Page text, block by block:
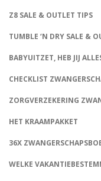
Z8 SALE & OUTLET TIPS
TUMBLE ‘N DRY SALE &
BABYUITZET, HEB JIJ
CHECKLIST
ZORGVERZEKERING
HET KRAAMPAKKET
36X
WELKE